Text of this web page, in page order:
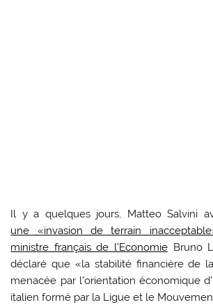
Il y a quelques jours, Matteo Salvini
une «invasion de terrain
ministre français de l’EconomieBruno
déclaré que «la stabilité financière de
menacée par l’orientation économique
italien formé par la Ligue et le